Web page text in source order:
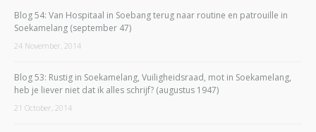
Blog 54: Van Hospitaal in Soebang terug naar routine en patrouille in
Soekamelang (september 47)
24 November, 2014
Blog 53: Rustig in Soekamelang, Vuiligheidsraad, mot in Soekamelang,
heb je liever niet dat ik alles schrijf? (augustus 1947)
21 October, 2014